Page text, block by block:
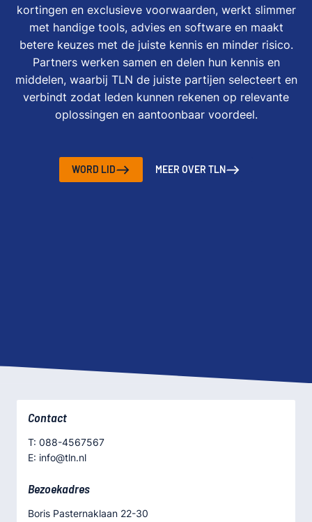
kortingen en exclusieve voorwaarden, werkt slimmer
met handige tools, advies en software en maakt
betere keuzes met de juiste kennis en minder risico.
Partners werken samen en delen hun kennis en
middelen, waarbij TLN de juiste partijen selecteert en
verbindt zodat leden kunnen rekenen op relevante
oplossingen en aantoonbaar voordeel.
WORD LID MEER OVER TLN
Contact
T: 088-4567567
E: info@tln.nl
Bezoekadres
Boris Pasternaklaan 22-30